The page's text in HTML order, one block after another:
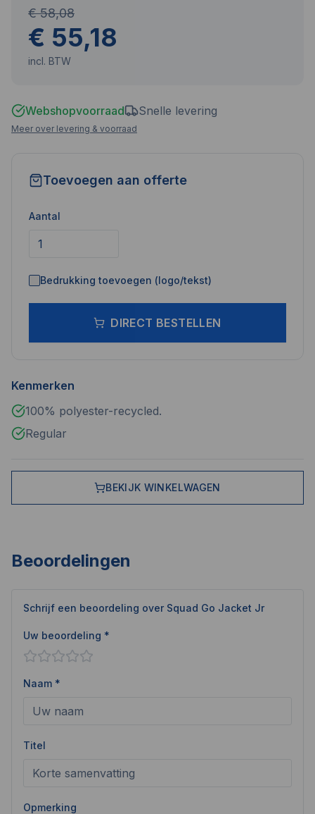
€ 58,08
€ 55,18
incl. BTW
Webshopvoorraad Snelle levering
Meer over levering & voorraad
Toevoegen aan offerte
Aantal
Bedrukking toevoegen (logo/tekst)
DIRECT BESTELLEN
Kenmerken
100% polyester-recycled.
Regular
BEKIJK WINKELWAGEN
Beoordelingen
Schrijf een beoordeling over Squad Go Jacket Jr
Uw beoordeling *
Naam *
Titel
Opmerking